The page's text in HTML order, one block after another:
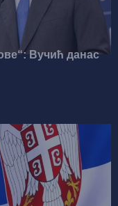
Вучић данас